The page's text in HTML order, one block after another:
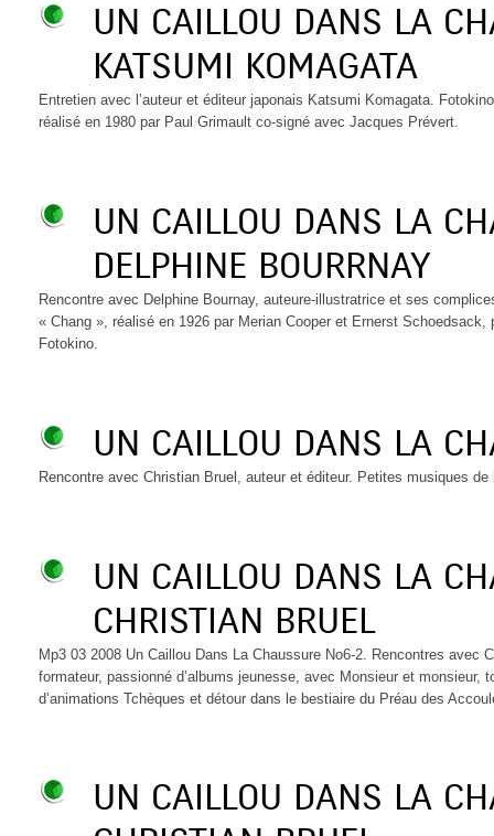
UN CAILLOU DANS LA
KATSUMI KOMAGATA
Entretien avec l’auteur et éditeur japonais Katsumi Komagata.
réalisé en 1980 par Paul Grimault co-signé avec Jacques Prévert.
UN CAILLOU DANS LA
DELPHINE BOURRNAY
Rencontre avec Delphine Bournay, auteure-illustratrice et ses
« Chang », réalisé en 1926 par Merian Cooper et Ernerst Schoedsack,
Fotokino.
UN CAILLOU DANS LA
Rencontre avec Christian Bruel, auteur et éditeur. Petites musiques
UN CAILLOU DANS LA
CHRISTIAN BRUEL
Mp3 03 2008 Un Caillou Dans La Chaussure No6-2. Rencontres avec
formateur, passionné d’albums jeunesse, avec Monsieur et monsieur,
d’animations Tchèques et détour dans le bestiaire du Préau des
UN CAILLOU DANS LA